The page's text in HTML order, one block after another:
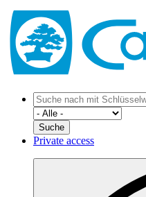
Private access